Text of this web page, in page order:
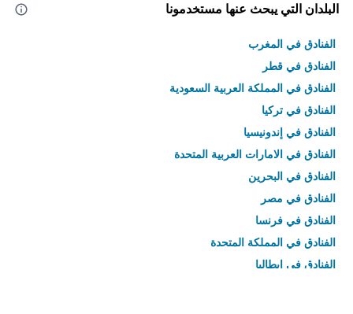
البلدان التي يبحث عنها مستخدمونا
الفنادق في المغرب
الفنادق في قطر
الفنادق في المملكة العربية السعودية
الفنادق في تركيا
الفنادق في إندونيسيا
الفنادق في الامارات العربية المتحدة
الفنادق في البحرين
الفنادق في مصر
الفنادق في فرنسا
الفنادق في المملكة المتحدة
الفنادق في إيطاليا